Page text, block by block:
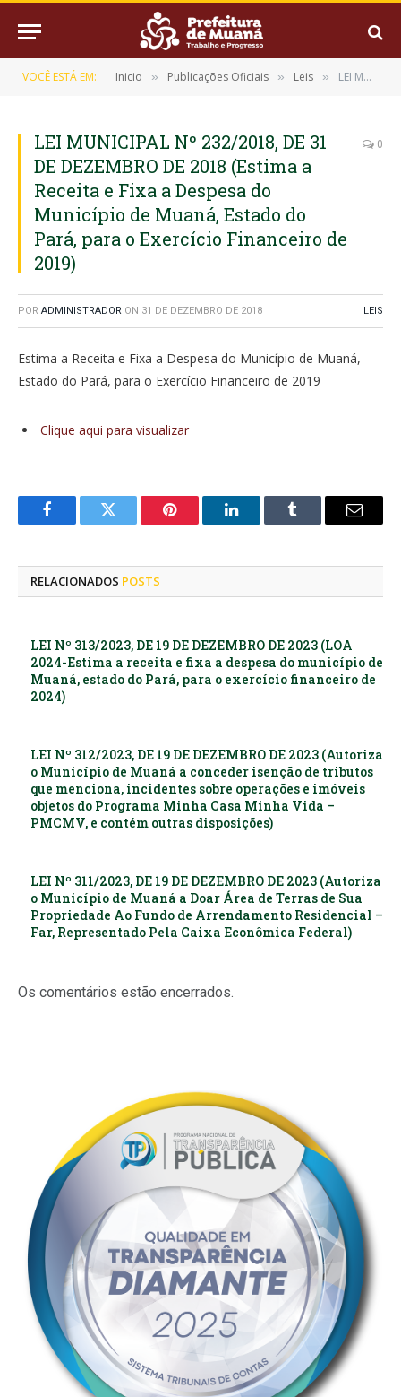
VOCÊ ESTÁ EM: Inicio » Publicações Oficiais » Leis » LEI MUNICIPAL Nº 232/2018, DE 31 DE DEZEMBRO DE 2018 (Estima a Receita e Fixa a Despesa do Município de Muaná, Estado do Pará, para o Exercício Financeiro de 2019)
LEI MUNICIPAL Nº 232/2018, DE 31
DE DEZEMBRO DE 2018 (Estima a
Receita e Fixa a Despesa do
Município de Muaná, Estado do
Pará, para o Exercício Financeiro de
2019)
0
POR ADMINISTRADOR ON 31 DE DEZEMBRO DE 2018 LEIS
Estima a Receita e Fixa a Despesa do Município de Muaná,
Estado do Pará, para o Exercício Financeiro de 2019
Clique aqui para visualizar
FacebookTwitter Pinterest LinkedInTumblr
E-
RELACIONADOS POSTS
LEI Nº 313/2023, DE 19 DE DEZEMBRO DE 2023 (LOA
2024-Estima a receita e fixa a despesa do município de
Muaná, estado do Pará, para o exercício financeiro de
2024)
LEI Nº 312/2023, DE 19 DE DEZEMBRO DE 2023 (Autoriza
o Município de Muaná a conceder isenção de tributos
que menciona, incidentes sobre operações e imóveis
objetos do Programa Minha Casa Minha Vida –
PMCMV, e contém outras disposições)
LEI Nº 311/2023, DE 19 DE DEZEMBRO DE 2023 (Autoriza
o Município de Muaná a Doar Área de Terras de Sua
Propriedade Ao Fundo de Arrendamento Residencial –
Far, Representado Pela Caixa Econômica Federal)
Os comentários estão encerrados.